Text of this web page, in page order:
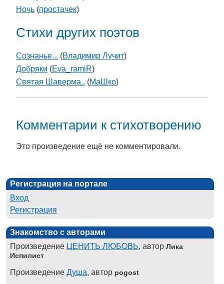
Ночь (простачек)
Стихи других поэтов
Сознанье... (Владимир Лучит)
Добряки (Eva_ramiR)
Святая Шаверма.. (МаШко)
Комментарии к стихотворению
Это произведение ещё не комментировали.
Регистрация на портале
Вход
Регистрация
Знакомство с авторами
Произведение ЦЕНИТЬ ЛЮБОВЬ, автор Лика
Испилист
Произведение Душа, автор pogost